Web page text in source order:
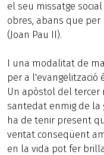
el seu missatge
obres, abans que per
(Joan Pau II).
I una modalitat de
per a l'evangelització
Un apòstol del tercer
santedat enmig de la
ha de tenir present
veritat conseqüent
en la vida pot fer